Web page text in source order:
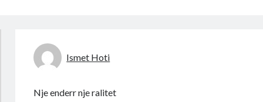
Ismet Hoti
Nje enderr nje ralitet